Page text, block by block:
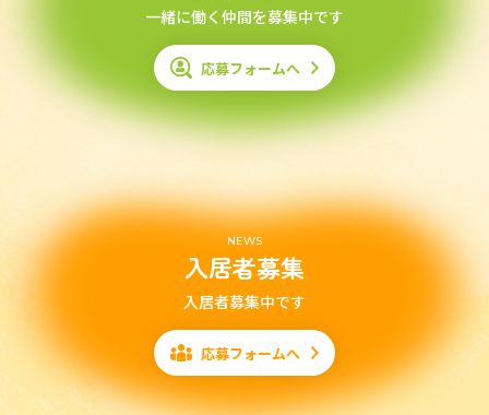
一緒に働く仲間を募集中です
応募フォームへ
NEWS
入居者募集
入居者募集中です
応募フォームへ